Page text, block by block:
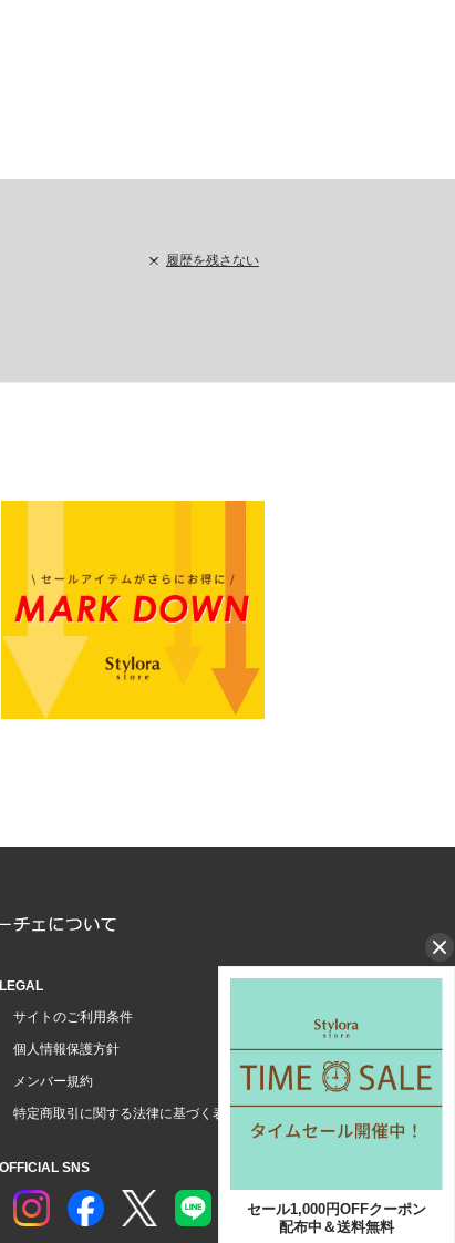
履歴を残さない
LEGAL
サイトのご利用条件
個人情報保護方針
メンバー規約
特定商取引に関する法律に基づく表示
OFFICIAL SNS
セール1,000円OFFクーポン
配布中＆送料無料